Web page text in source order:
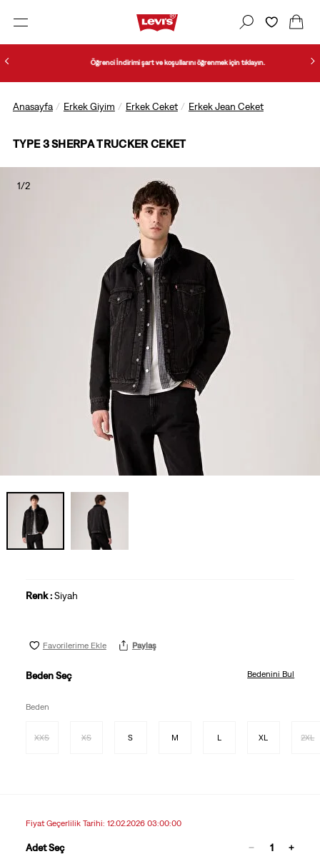
Öğrenci İndirimi şart ve koşullarını öğrenmek için tıklayın.
Anasayfa Erkek Giyim Erkek Ceket Erkek Jean Ceket
TYPE 3 SHERPA TRUCKER CEKET
1/2
Renk :Siyah
Favorilerime Ekle Paylaş
Beden Seç Bedenini Bul
Beden
XXS XS S M L XL 2XL
Fiyat Geçerlilik Tarihi: 12.02.2026 03:00:00
Adet Seç